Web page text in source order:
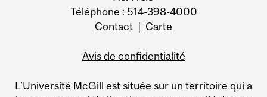
Téléphone : 514-398-4000
Contact | Carte
Avis de confidentialité
L’Université McGill est située sur un territoire qui a